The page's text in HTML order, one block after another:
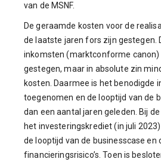
van de MSNF.
De geraamde kosten voor de
de laatste jaren fors zijn gestegen.
inkomsten (marktconforme canon)
gestegen, maar in absolute zin
kosten. Daarmee is het benodigde
toegenomen en de looptijd van de
dan een aantal jaren geleden. Bij
het investeringskrediet (in juli
de looptijd van de businesscase en
financieringsrisico’s. Toen is